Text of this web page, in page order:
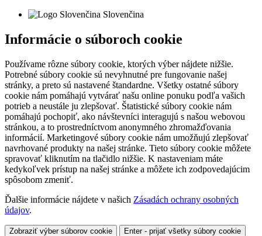
Slovenčina
Informácie o súboroch cookie
Používame rôzne súbory cookie, ktorých výber nájdete nižšie.
Potrebné súbory cookie sú nevyhnutné pre fungovanie našej
stránky, a preto sú nastavené štandardne. Všetky ostatné súbory
cookie nám pomáhajú vytvárať našu online ponuku podľa vašich
potrieb a neustále ju zlepšovať. Štatistické súbory cookie nám
pomáhajú pochopiť, ako návštevníci interagujú s našou webovou
stránkou, a to prostredníctvom anonymného zhromažďovania
informácií. Marketingové súbory cookie nám umožňujú zlepšovať
navrhované produkty na našej stránke. Tieto súbory cookie môžete
spravovať kliknutím na tlačidlo nižšie. K nastaveniam máte
kedykoľvek prístup na našej stránke a môžete ich zodpovedajúcim
spôsobom zmeniť.
Ďalšie informácie nájdete v našich Zásadách ochrany osobných
údajov.
Zobraziť výber súborov cookie Enter - prijať všetky súbory cookie